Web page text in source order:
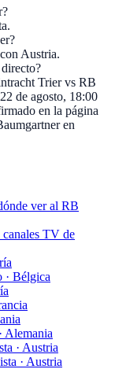
Austria.
Trier vs RB
de agosto, 18:00
en la página
en
ver al RB
canales TV de
· Bélgica
Alemania
· Austria
· Austria